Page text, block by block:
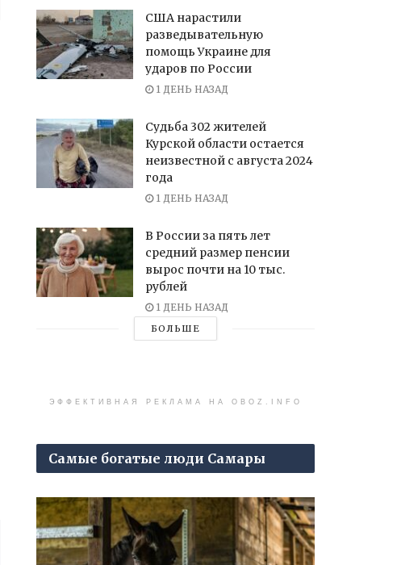
США нарастили
разведывательную
помощь Украине для
ударов по России
1 ДЕНЬ НАЗАД
Судьба 302 жителей
Курской области остается
неизвестной с августа 2024
года
1 ДЕНЬ НАЗАД
В России за пять лет
средний размер пенсии
вырос почти на 10 тыс.
рублей
1 ДЕНЬ НАЗАД
БОЛЬШЕ
ЭФФЕКТИВНАЯ РЕКЛАМА НА OBOZ.INFO
Самые богатые люди Самары